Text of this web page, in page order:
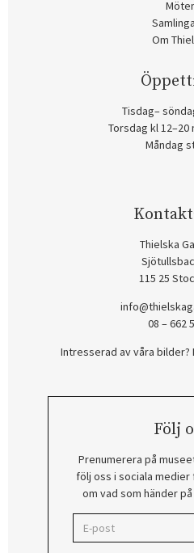
Om
Tisdag–
Torsdag kl
Måndag
Thielska
115 25
08 – 662
Intresserad av våra
Följ
Prenumerera på
följ oss i sociala
om vad som händer